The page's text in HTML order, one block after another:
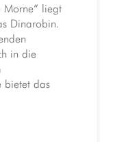
Morne“ liegt
Dinarobin.
in die
bietet das